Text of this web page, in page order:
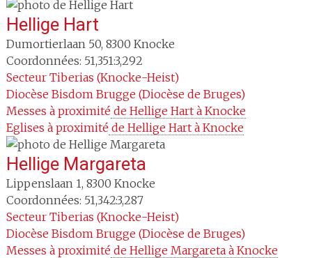
Hellige Hart
Dumortierlaan 50, 8300 Knocke
Coordonnées: 51,351:3,292
Secteur Tiberias (Knocke-Heist)
Diocèse Bisdom Brugge (Diocèse de Bruges)
Messes à proximité de Hellige Hart à Knocke
Eglises à proximité de Hellige Hart à Knocke
Hellige Margareta
Lippenslaan 1, 8300 Knocke
Coordonnées: 51,342:3,287
Secteur Tiberias (Knocke-Heist)
Diocèse Bisdom Brugge (Diocèse de Bruges)
Messes à proximité de Hellige Margareta à Knocke